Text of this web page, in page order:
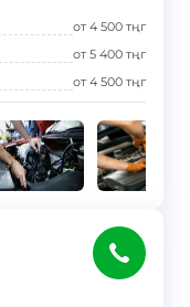
от4 500 тңг
от5 400 тңг
от4 500 тңг